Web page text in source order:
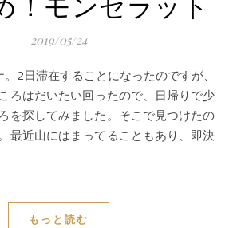
2019/05/24
ろはだいたい回ったので、日帰りで少
を探してみました。そこで見つけたの
最近山にはまってることもあり、即決
もっと読む